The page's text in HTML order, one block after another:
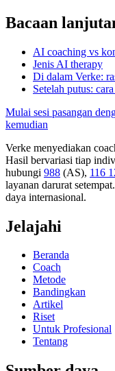
Bacaan
AI coaching vs
Jenis AI therapy
Di dalam Verke:
Setelah putus:
Mulai sesi pasangan
kemudian
Verke menyediakan
Hasil bervariasi tiap
hubungi 988 (AS), 116
layanan darurat
daya internasional.
Jelajahi
Beranda
Coach
Metode
Bandingkan
Artikel
Riset
Untuk Profesional
Tentang